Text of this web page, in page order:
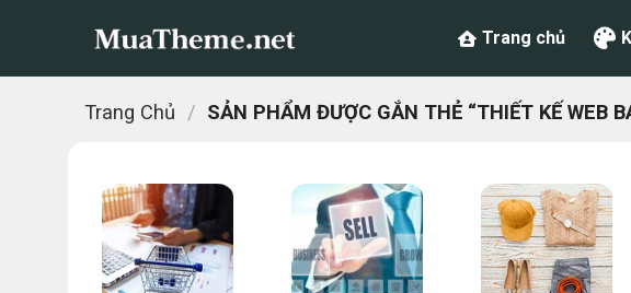
Trang chủ
Trang Chủ / SẢN PHẨM ĐƯỢC GẮN THẺ “THIẾT KẾ WEB